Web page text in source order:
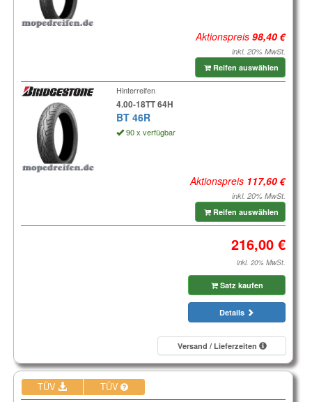
Aktionspreis
inkl. 20% MwSt.
Reifen auswählen
Hinterreifen
4.00-18TT 64H
BT 46R
90 x verfügbar
Aktionspreis
inkl. 20% MwSt.
Reifen auswählen
inkl. 20% MwSt.
Satz kaufen
Details
Versand / Lieferzeiten
TÜV TÜV